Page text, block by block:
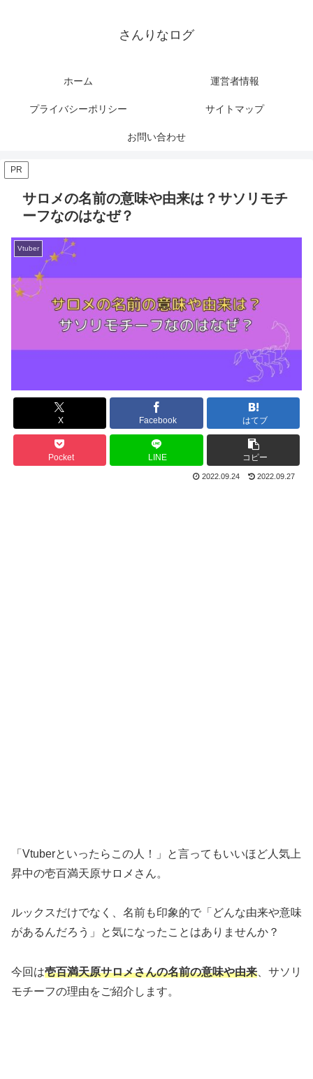
さんりなログ
ホーム 運営者情報
プライバシーポリシー サイトマップ
お問い合わせ
PR
サロメの名前の意味や由来は？サソリモチ
ーフなのはなぜ？
Vtuber
X Facebook はてブ
Pocket LINE コピー
2022.09.24 2022.09.27
「Vtuberといったらこの人！」と言ってもいいほど人気上
昇中の壱百満天原サロメさん。
ルックスだけでなく、名前も印象的で「どんな由来や意味
があるんだろう」と気になったことはありませんか？
今回は壱百満天原サロメさんの名前の意味や由来 、サソリ
モチーフの理由をご紹介します。